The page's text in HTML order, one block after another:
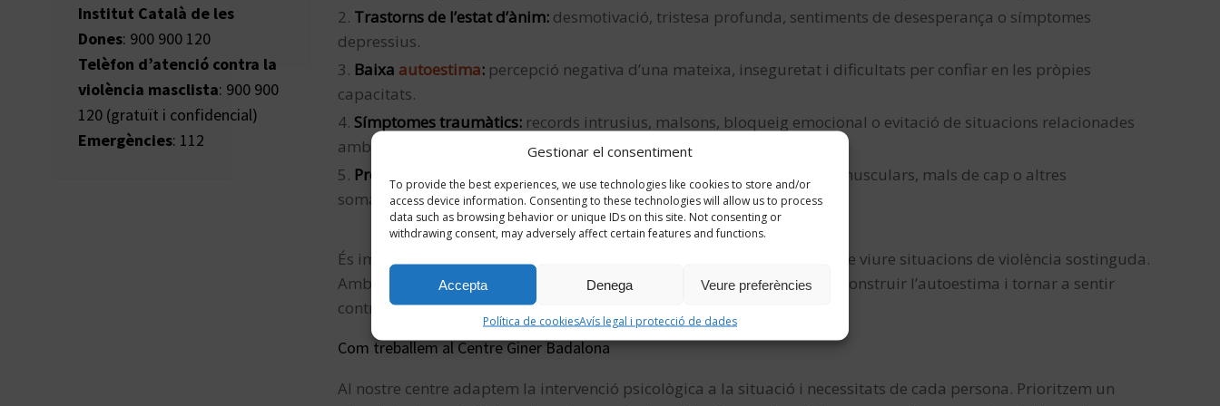
Gestionar el consentiment
To provide the best experiences, we use technologies like cookies to store and/or
access device information. Consenting to these technologies will allow us to process
data such as browsing behavior or unique IDs on this site. Not consenting or
withdrawing consent, may adversely affect certain features and functions.
Accepta Denega Veure preferències
Política de cookiesAvís legal i protecció de dades
Institut Català de les
Dones: 900 900 120
Telèfon d’atenció contra la
violència masclista: 900 900
120 (gratuït i confidencial)
Emergències: 112
Trastorns de l’estat d’ànim: desmotivació, tristesa profunda, sentiments de desesperança o símptomes
depressius.
Baixa autoestima: percepció negativa d’una mateixa, inseguretat i dificultats per confiar en les pròpies
capacitats.
Símptomes traumàtics: records intrusius, malsons, bloqueig emocional o evitació de situacions relacionades
amb l’experiència viscuda.
Problemes físics associats:
insomni, cansament persistent, tensions musculars, mals de cap o altres
somatitzacions.
És important entendre que aquestes reaccions són habituals després de viure situacions de violència sostinguda.
Amb l’acompanyament adequat és possible recuperar la seguretat, reconstruir l’autoestima i tornar a sentir
control sobre la pròpia vida.
Com treballem al Centre Giner Badalona
Al nostre centre adaptem la intervenció psicològica a la situació i necessitats de cada persona. Prioritzem un